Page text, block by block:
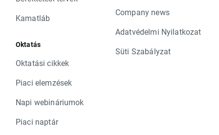
Kamatláb
Oktatás
Oktatási cikkek
Piaci elemzések
Napi webináriumok
Piaci naptár
Company news
Adatvédelmi Nyilatkozat
Süti Szabályzat